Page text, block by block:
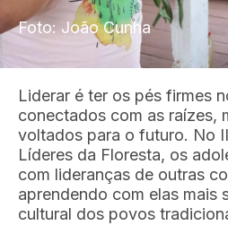
Foto: João Cunha
Liderar é ter os pés firmes
conectados com as raízes,
voltados para o futuro. No
Líderes da Floresta, os
com lideranças de outras
aprendendo com elas mais
cultural dos povos